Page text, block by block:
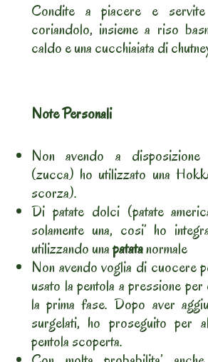
Condite a piacere e
coriandolo, insieme a riso
caldo e una cucchiaiata di
Note Personali
Non avendo a disposizione
(zucca) ho utilizzato una
scorza).
Di patate dolci (patate
solamente una, cosi’ ho
utilizzando unapatatanormale
Non avendo voglia di cuocere
usato la pentola a pressione
la prima fase. Dopo aver
surgelati, ho proseguito per
pentola scoperta.